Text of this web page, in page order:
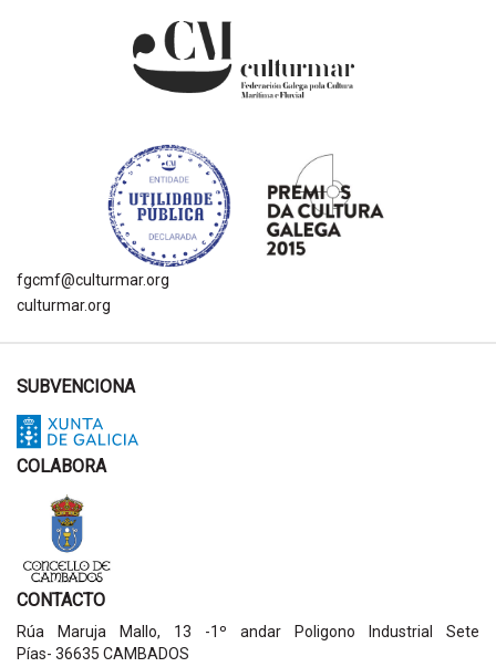
fgcmf@culturmar.org
culturmar.org
SUBVENCIONA
COLABORA
CONTACTO
Rúa Maruja Mallo, 13 -1º andar Poligono Industrial Sete
Pías- 36635 CAMBADOS